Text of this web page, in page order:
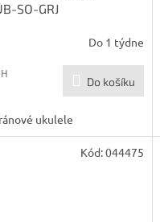
SO-GRJ
Do 1 týdne
Do košíku
ukulele
Kód:044475